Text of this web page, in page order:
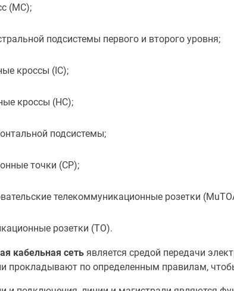
(МС);
подсистемы первого и второго уровня;
кроссы (IC);
кроссы (НС);
подсистемы;
точки (СР);
телекоммуникационные розетки
розетки (ТО).
кабельная сеть является средой передачи
прокладывают по определенным правилам,